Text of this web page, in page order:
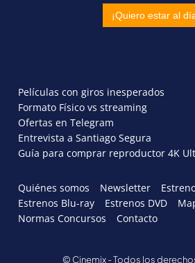
Películas con giros inesperados
Formato Físico vs streaming
Ofertas en Telegram
Entrevista a Santiago Segura
Guía para comprar reproductor 4K
Quiénes somos Newsletter
Estrenos Blu-ray
Estrenos DVD
Normas Concursos
Contacto
© Cinemix - Todos los